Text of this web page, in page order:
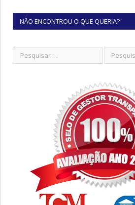
NÃO ENCONTROU O QUE QUERIA?